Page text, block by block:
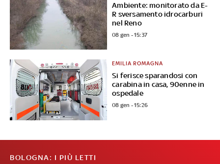
Ambiente: monitorato da E-
R sversamento idrocarburi
nel Reno
08 gen - 15:37
Si ferisce sparandosi con
carabina in casa, 90enne in
ospedale
EMILIA ROMAGNA
08 gen - 15:26
BOLOGNA: I PIÙ LETTI